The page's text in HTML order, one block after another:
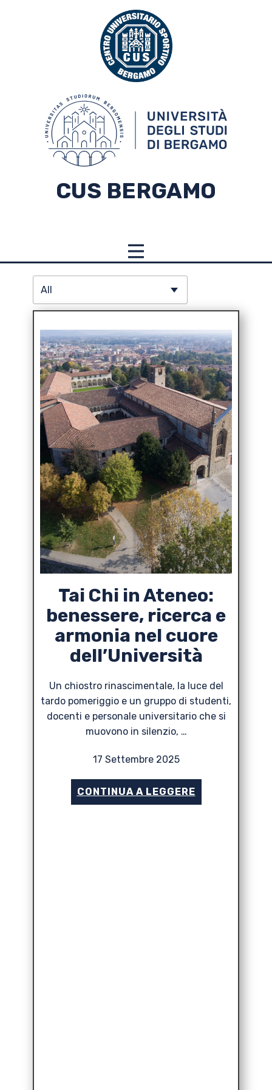
CUS BERGAMO
Tai Chi in Ateneo:
benessere, ricerca e
armonia nel cuore
dell’Università
Un chiostro rinascimentale, la luce del
tardo pomeriggio e un gruppo di studenti,
docenti e personale universitario che si
muovono in silenzio, …
17 Settembre 2025
CONTINUA A LEGGERE